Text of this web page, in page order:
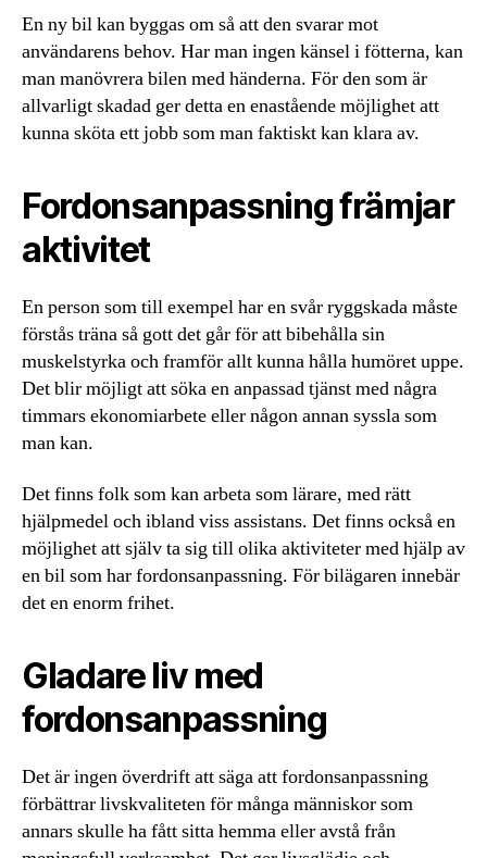
En ny bil kan byggas om så att den svarar mot
användarens behov. Har man ingen känsel i fötterna, kan
man manövrera bilen med händerna. För den som är
allvarligt skadad ger detta en enastående möjlighet att
kunna sköta ett jobb som man faktiskt kan klara av.
Fordonsanpassning främjar
aktivitet
En person som till exempel har en svår ryggskada måste
förstås träna så gott det går för att bibehålla sin
muskelstyrka och framför allt kunna hålla humöret uppe.
Det blir möjligt att söka en anpassad tjänst med några
timmars ekonomiarbete eller någon annan syssla som
man kan.
Det finns folk som kan arbeta som lärare, med rätt
hjälpmedel och ibland viss assistans. Det finns också en
möjlighet att själv ta sig till olika aktiviteter med hjälp av
en bil som har fordonsanpassning. För bilägaren innebär
det en enorm frihet.
Gladare liv med
fordonsanpassning
Det är ingen överdrift att säga att fordonsanpassning
förbättrar livskvaliteten för många människor som
annars skulle ha fått sitta hemma eller avstå från